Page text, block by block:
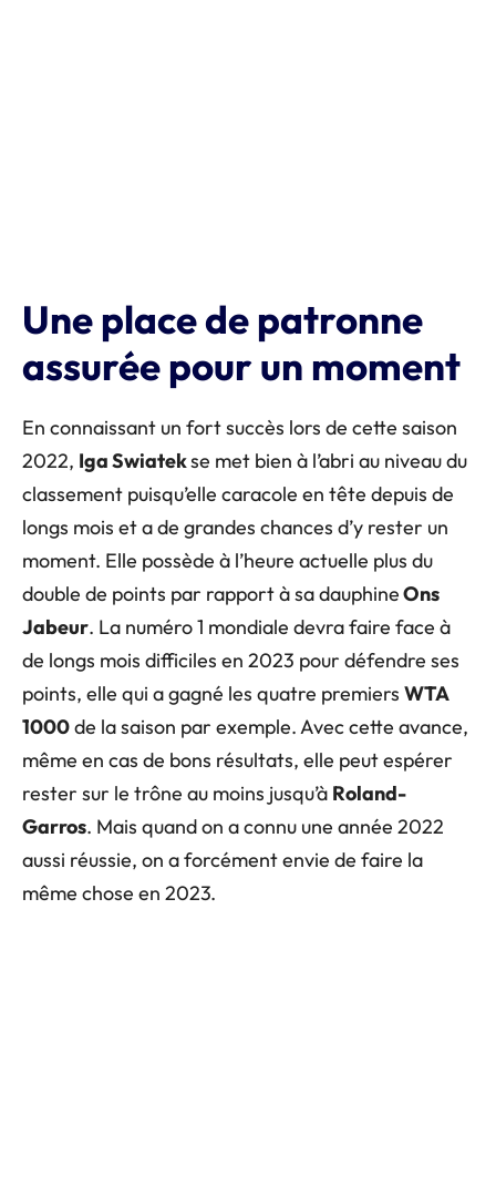
Une place de patronne
assurée pour un moment
En connaissant un fort succès lors de cette saison
2022, Iga Swiatekse met bien à l’abri au niveau du
classement puisqu’elle caracole en tête depuis de
longs mois et a de grandes chances d’y rester un
moment. Elle possède à l’heure actuelle plus du
double de points par rapport à sa dauphineOns
Jabeur. La numéro 1 mondiale devra faire face à
de longs mois difficiles en 2023 pour défendre ses
points, elle qui a gagné les quatre premiers WTA
1000de la saison par exemple. Avec cette avance,
même en cas de bons résultats, elle peut espérer
rester sur le trône au moins jusqu’à Roland-
Garros. Mais quand on a connu une année 2022
aussi réussie, on a forcément envie de faire la
même chose en 2023.